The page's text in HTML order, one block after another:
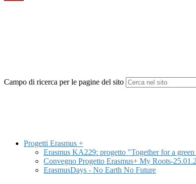
Campo di ricerca per le pagine del sito
Progetti Erasmus +
Erasmus KA229: progetto "Together for a
Convegno Progetto Erasmus+ My Roots-
ErasmusDays - No Earth No Future